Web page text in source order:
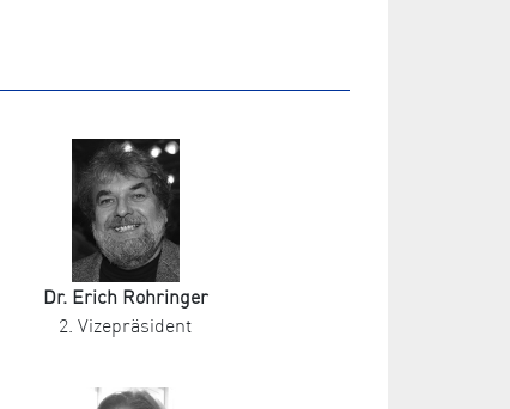
Dr. Erich Rohringer
2. Vizepräsident